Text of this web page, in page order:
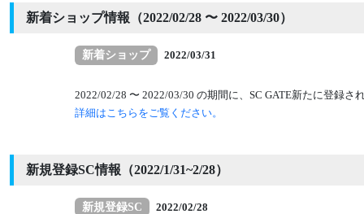
新着ショップ情報（2022/02/28 〜 2022/03/30）
新着ショップ 2022/03/31
2022/02/28 〜 2022/03/30 の期間に、SC GATE新たに登録
詳細はこちらをご覧ください。
新規登録SC情報（2022/1/31~2/28）
新規登録SC 2022/02/28